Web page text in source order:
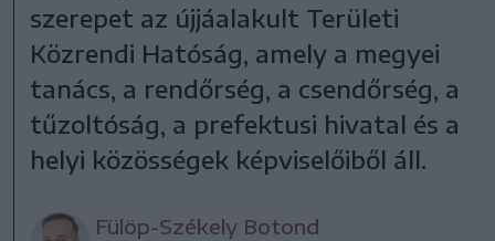
szerepet az újjáalakult Területi
Közrendi Hatóság, amely a megyei
tanács, a rendőrség, a csendőrség, a
tűzoltóság, a prefektusi hivatal és a
helyi közösségek képviselőiből áll.
Fülöp-Székely Botond